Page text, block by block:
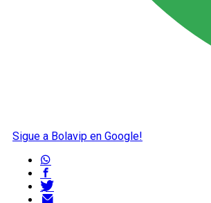
Sigue a Bolavip en Google!